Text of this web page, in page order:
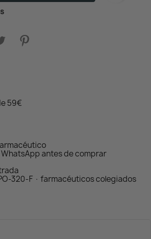
59€
antes de comprar
320-F · farmacéuticos colegiados